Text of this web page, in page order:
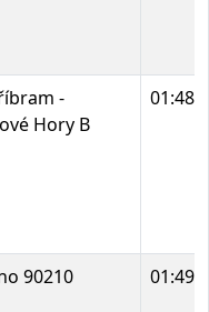
-
Hory B
90210